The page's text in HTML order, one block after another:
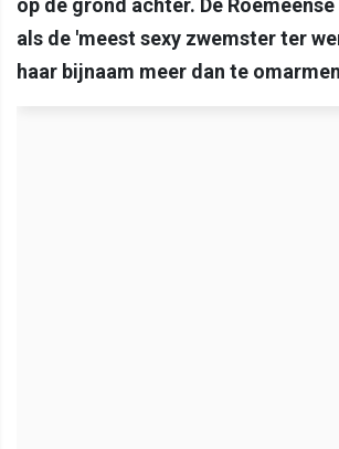
op de grond achter. De
als de 'meest sexy zwemster ter
haar bijnaam meer dan te